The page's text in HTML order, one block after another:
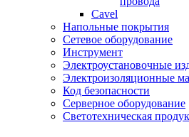
Cavel
Напольные покрытия
Сетевое оборудование
Инструмент
Электроустановочные
Электроизоляционные
Код безопасности
Серверное оборудование
Светотехническая